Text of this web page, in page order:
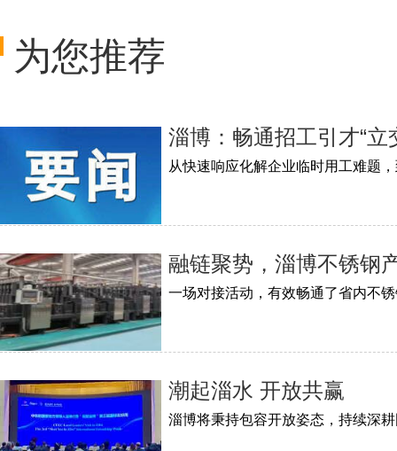
为您推荐
淄博：畅通招工引才“立
融链聚势，淄博不锈钢
潮起淄水 开放共赢